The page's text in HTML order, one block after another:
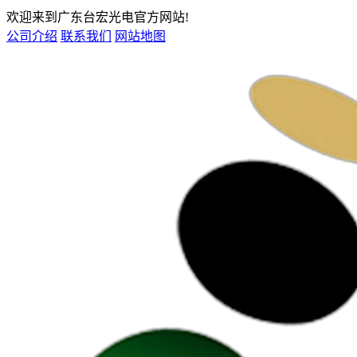
欢迎来到广东台宏光电官方网站!
公司介绍 联系我们 网站地图